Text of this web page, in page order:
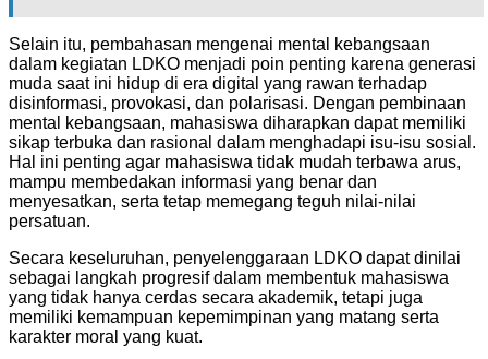
Selain itu, pembahasan mengenai mental kebangsaan
dalam kegiatan LDKO menjadi poin penting karena generasi
muda saat ini hidup di era digital yang rawan terhadap
disinformasi, provokasi, dan polarisasi. Dengan pembinaan
mental kebangsaan, mahasiswa diharapkan dapat memiliki
sikap terbuka dan rasional dalam menghadapi isu-isu sosial.
Hal ini penting agar mahasiswa tidak mudah terbawa arus,
mampu membedakan informasi yang benar dan
menyesatkan, serta tetap memegang teguh nilai-nilai
persatuan.
Secara keseluruhan, penyelenggaraan LDKO dapat dinilai
sebagai langkah progresif dalam membentuk mahasiswa
yang tidak hanya cerdas secara akademik, tetapi juga
memiliki kemampuan kepemimpinan yang matang serta
karakter moral yang kuat.